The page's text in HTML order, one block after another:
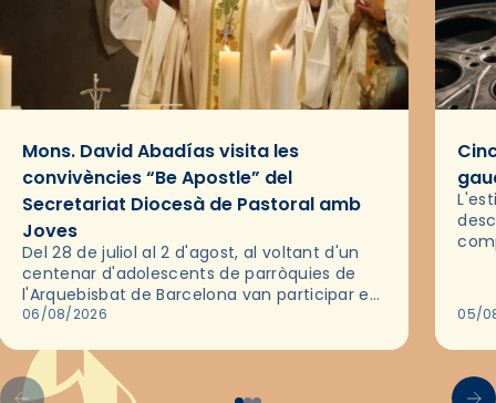
Mons. David Abadías visita les
convivències “Be Apostle” del
Secretariat Diocesà de Pastoral amb
Joves
Del 28 de juliol al 2 d'agost, al voltant d'un
centenar d'adolescents de parròquies de
l'Arquebisbat de Barcelona van participar en
les convivències Be Apostle, organitzades
06/08/2026 05/